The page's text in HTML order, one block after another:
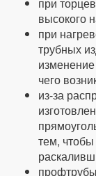
при
высокого
при
трубных
изменение
чего
из-за
тем,